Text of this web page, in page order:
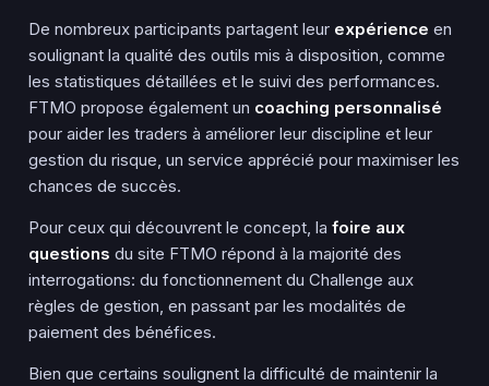
De nombreux participants partagent leur expérience en
soulignant la qualité des outils mis à disposition, comme
les statistiques détaillées et le suivi des performances.
FTMO propose également un coaching personnalisé
pour aider les traders à améliorer leur discipline et leur
gestion du risque, un service apprécié pour maximiser les
chances de succès.
Pour ceux qui découvrent le concept, la foire aux
questions du site FTMO répond à la majorité des
interrogations: du fonctionnement du Challenge aux
règles de gestion, en passant par les modalités de
paiement des bénéfices.
Bien que certains soulignent la difficulté de maintenir la